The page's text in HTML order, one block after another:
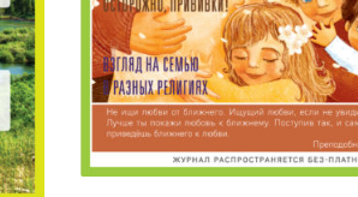
0 Журнал